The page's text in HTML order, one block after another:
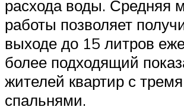
расхода воды. Средняя
работы позволяет
выходе до 15 литров
более подходящий
жителей квартир с тремя
спальнями.